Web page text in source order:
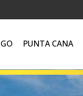
PUNTA CANA